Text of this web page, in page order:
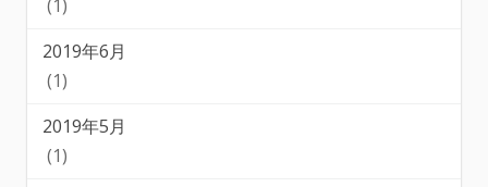
(1)
2019年6月
(1)
2019年5月
(1)